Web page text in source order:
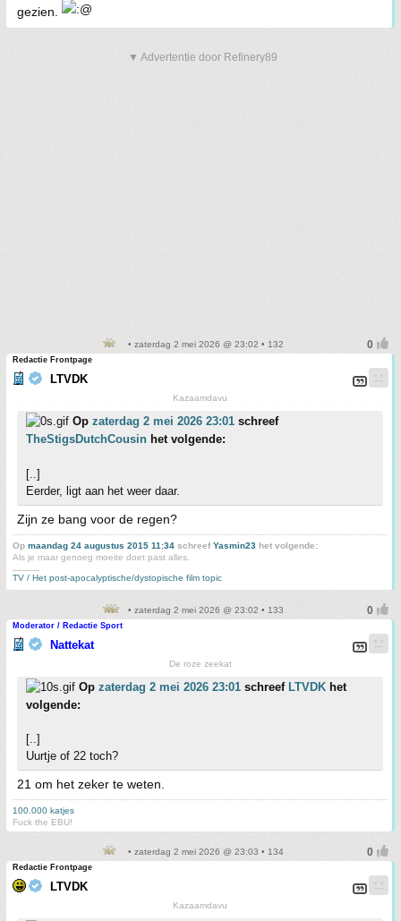
gezien.
▼ Advertentie door Refinery89
• zaterdag 2 mei 2026 @ 23:02 • 132
Redactie Frontpage
LTVDK
Kazaamdavu
Op zaterdag 2 mei 2026 23:01 schreef
TheStigsDutchCousin het volgende:
[..]
Eerder, ligt aan het weer daar.
Zijn ze bang voor de regen?
Op maandag 24 augustus 2015 11:34 schreefYasmin23 het volgende:
Als je maar genoeg moeite doet past alles.
TV / Het post-apocalyptische/dystopische film topic
• zaterdag 2 mei 2026 @ 23:02 • 133
Moderator / Redactie Sport
Nattekat
De roze zeekat
Op zaterdag 2 mei 2026 23:01 schreef LTVDK het
volgende:
[..]
Uurtje of 22 toch?
21 om het zeker te weten.
100.000 katjes
Fuck the EBU!
• zaterdag 2 mei 2026 @ 23:03 • 134
Redactie Frontpage
LTVDK
Kazaamdavu